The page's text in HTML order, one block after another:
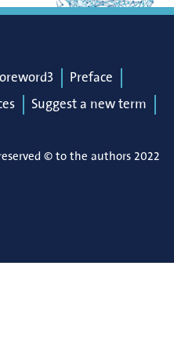
Preface
Suggest a new term
© to the authors 2022